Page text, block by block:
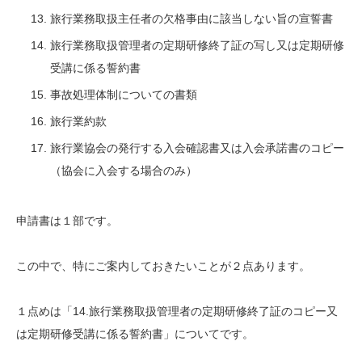
旅行業務取扱主任者の欠格事由に該当しない旨の宣誓書
旅行業務取扱管理者の定期研修終了証の写し又は定期研修
受講に係る誓約書
事故処理体制についての書類
旅行業約款
旅行業協会の発行する入会確認書又は入会承諾書のコピー
（協会に入会する場合のみ）
申請書は１部です。
この中で、特にご案内しておきたいことが２点あります。
１点めは「14.旅行業務取扱管理者の定期研修終了証のコピー又
は定期研修受講に係る誓約書」についてです。